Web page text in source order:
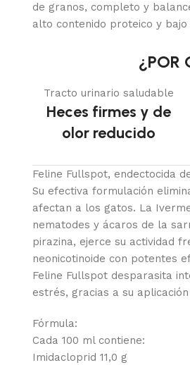
de granos, completo y
alto contenido proteico y
¿POR
Tracto urinario saludable
Heces firmes y de
olor reducido
Feline Fullspot, endectocida
Su efectiva formulación
afectan a los gatos. La
nematodes y ácaros de la
pirazina, ejerce su actividad
neonicotinoide con potentes
Feline Fullspot desparasita
estrés, gracias a su
Fórmula:
Cada 100 ml contiene:
Imidacloprid 11,0 g